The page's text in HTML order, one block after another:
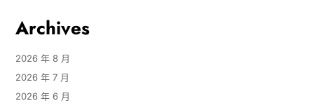
Archives
2026 年 8 月
2026 年 7 月
2026 年 6 月